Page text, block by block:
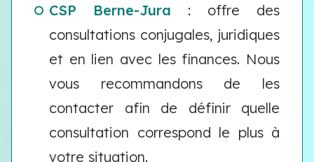
CSP Berne-Jura : offre des
consultations conjugales, juridiques
et en lien avec les finances. Nous
vous recommandons de les
contacter afin de définir quelle
consultation correspond le plus à
votre situation.